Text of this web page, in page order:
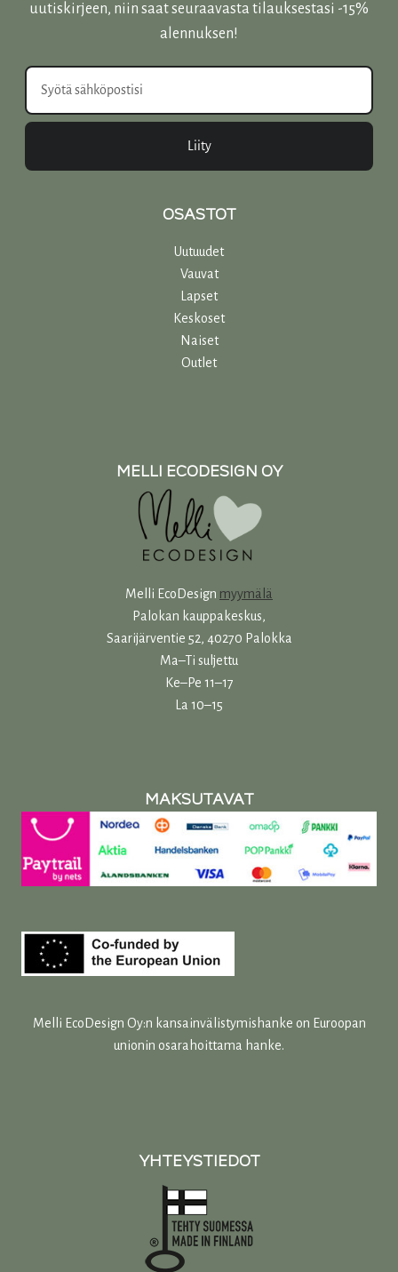
uutiskirjeen, niin saat seuraavasta tilauksestasi -15%
alennuksen!
Liity
OSASTOT
Uutuudet
Vauvat
Lapset
Keskoset
Naiset
Outlet
MELLI ECODESIGN OY
Melli EcoDesign myymälä
Palokan kauppakeskus,
Saarijärventie 52, 40270 Palokka
Ma–Ti suljettu
Ke–Pe 11–17
La 10–15
MAKSUTAVAT
Melli EcoDesign Oy:n kansainvälistymishanke on Euroopan
unionin osarahoittama hanke.
YHTEYSTIEDOT